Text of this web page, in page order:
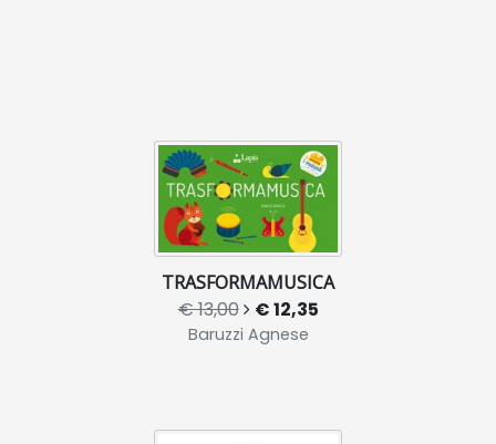
TRASFORMAMUSICA
€ 13,00 € 12,35
Baruzzi Agnese